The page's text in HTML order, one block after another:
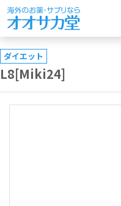
ダイエット
L8[Miki24]